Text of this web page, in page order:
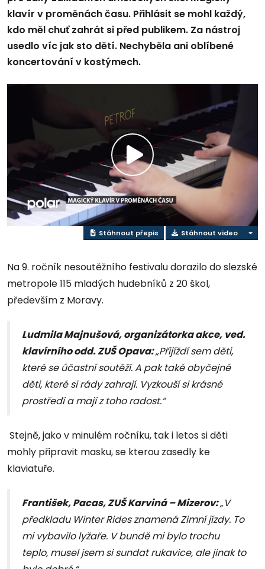
klavír v proměnách času. Přihlásit se mohl každý,
kdo měl chuť zahrát si před publikem. Za nástroj
usedlo víc jak sto dětí. Nechyběla ani oblíbené
koncertování v kostýmech.
Přehrát
video
Stáhnout přepis Stáhnout video
Na 9. ročník nesoutěžního festivalu dorazilo do slezské
metropole 115 mladých hudebníků z 20 škol,
především z Moravy.
Ludmila Majnušová, organizátorka akce, ved.
klavírního odd. ZUŠ Opava:„Přijíždí sem děti,
které se účastní soutěží. A pak také obyčejné
děti, které si rády zahrají. Vyzkouší si krásné
prostředí a mají z toho radost.“
Stejně, jako v minulém ročníku, tak i letos si děti
mohly připravit masku, se kterou zasedly ke
klaviatuře.
František, Pacas, ZUŠ Karviná – Mizerov:„V
předkladu Winter Rides znamená Zimní jízdy. To
mi vybavilo lyžaře. V bundě mi bylo trochu
teplo, musel jsem si sundat rukavice, ale jinak to